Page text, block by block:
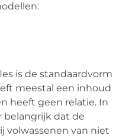
is de standaardvorm
meestal een inhoud
heeft geen relatie. In
belangrijk dat de
volwassenen van niet